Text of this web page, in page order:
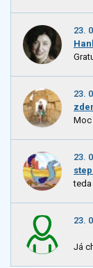
23.
23.
Moc
23.
23.
Já